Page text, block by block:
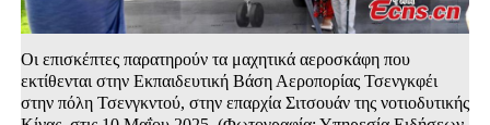
Οι επισκέπτες παρατηρούν τα μαχητικά αεροσκάφη που
εκτίθενται στην Εκπαιδευτική Βάση Αεροπορίας Τσενγκφέι
στην πόλη Τσενγκντού, στην επαρχία Σιτσουάν της νοτιοδυτικής